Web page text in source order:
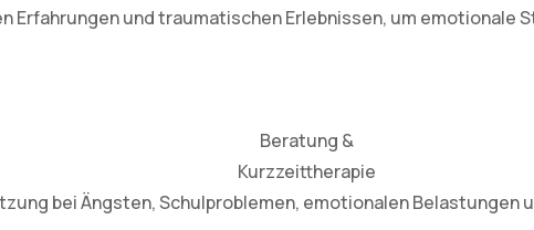
Erfahrungen und traumatischen Erlebnissen, um emotionale
Beratung &
Kurzzeittherapie
bei Ängsten, Schulproblemen, emotionalen Belastungen